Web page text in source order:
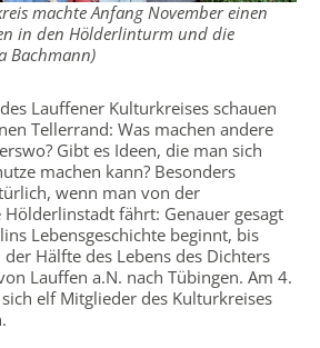
machte Anfang November einen
in den Hölderlinturm und die
Bachmann)
Lauffener Kulturkreises schauen
Tellerrand: Was machen andere
Gibt es Ideen, die man sich
machen kann? Besonders
wenn man von der
fährt: Genauer gesagt
Lebensgeschichte beginnt, bis
Hälfte des Lebens des Dichters
Lauffen a.N. nach Tübingen. Am 4.
elf Mitglieder des Kulturkreises